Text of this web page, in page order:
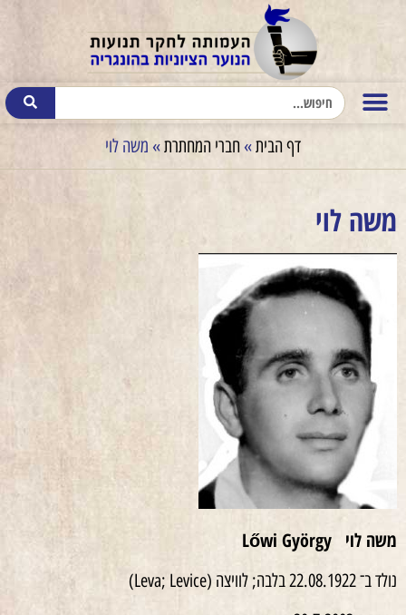
דף הבית»חברי המחתרת» משה לוי
משה לוי
משה לוי Lőwi György
נולד ב־ 22.08.1922 בלבה; לוויצה (Leva; Levice)